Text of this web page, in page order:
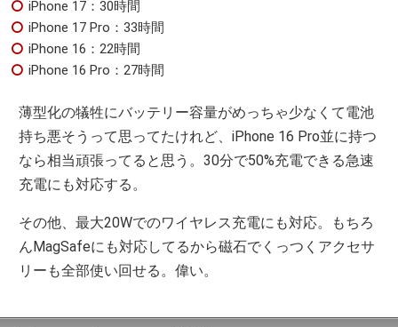
iPhone 17：30時間
iPhone 17 Pro：33時間
iPhone 16：22時間
iPhone 16 Pro：27時間
薄型化の犠牲にバッテリー容量がめっちゃ少なくて電池
持ち悪そうって思ってたけれど、iPhone 16 Pro並に持つ
なら相当頑張ってると思う。30分で50%充電できる急速
充電にも対応する。
その他、最大20Wでのワイヤレス充電にも対応。もちろ
んMagSafeにも対応してるから磁石でくっつくアクセサ
リーも全部使い回せる。偉い。